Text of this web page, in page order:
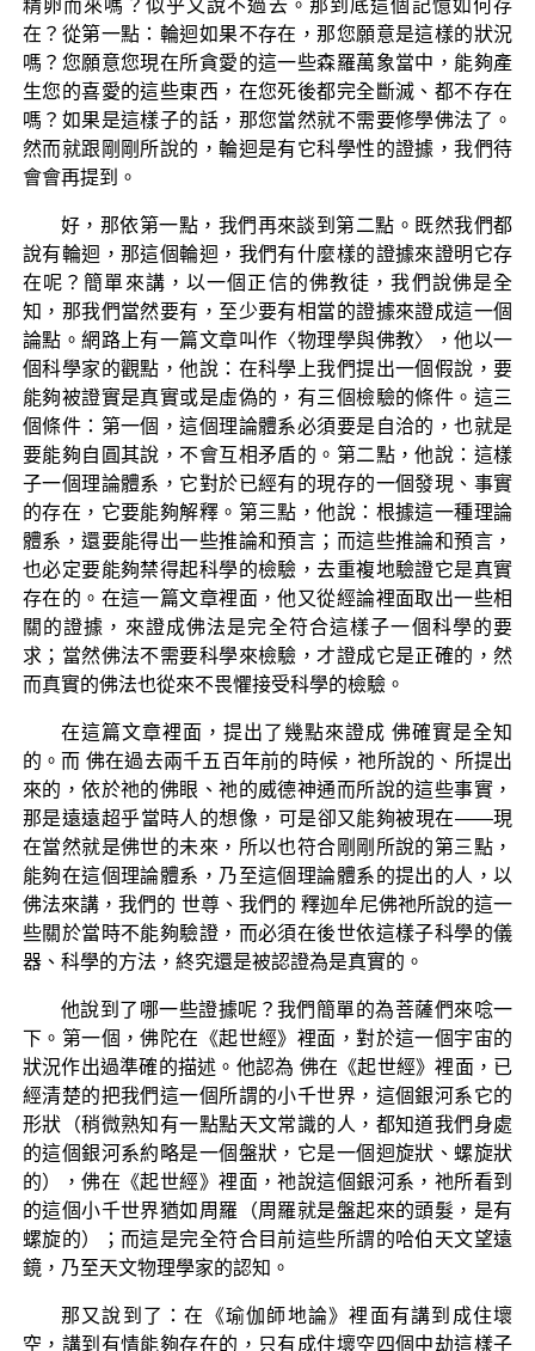
精卵而來嗎？似乎又說不過去。那到底這個記憶如何存
在？從第一點：輪迴如果不存在，那您願意是這樣的狀況
嗎？您願意您現在所貪愛的這一些森羅萬象當中，能夠產
生您的喜愛的這些東西，在您死後都完全斷滅、都不存在
嗎？如果是這樣子的話，那您當然就不需要修學佛法了。
然而就跟剛剛所說的，輪迴是有它科學性的證據，我們待
會會再提到。
好，那依第一點，我們再來談到第二點。既然我們都
說有輪迴，那這個輪迴，我們有什麼樣的證據來證明它存
在呢？簡單來講，以一個正信的佛教徒，我們說佛是全
知，那我們當然要有，至少要有相當的證據來證成這一個
論點。網路上有一篇文章叫作〈物理學與佛教〉，他以一
個科學家的觀點，他說：在科學上我們提出一個假說，要
能夠被證實是真實或是虛偽的，有三個檢驗的條件。這三
個條件：第一個，這個理論體系必須要是自洽的，也就是
要能夠自圓其說，不會互相矛盾的。第二點，他說：這樣
子一個理論體系，它對於已經有的現存的一個發現、事實
的存在，它要能夠解釋。第三點，他說：根據這一種理論
體系，還要能得出一些推論和預言；而這些推論和預言，
也必定要能夠禁得起科學的檢驗，去重複地驗證它是真實
存在的。在這一篇文章裡面，他又從經論裡面取出一些相
關的證據，來證成佛法是完全符合這樣子一個科學的要
求；當然佛法不需要科學來檢驗，才證成它是正確的，然
而真實的佛法也從來不畏懼接受科學的檢驗。
在這篇文章裡面，提出了幾點來證成 佛確實是全知
的。而 佛在過去兩千五百年前的時候，祂所說的、所提出
來的，依於祂的佛眼、祂的威德神通而所說的這些事實，
那是遠遠超乎當時人的想像，可是卻又能夠被現在――現
在當然就是佛世的未來，所以也符合剛剛所說的第三點，
能夠在這個理論體系，乃至這個理論體系的提出的人，以
佛法來講，我們的 世尊、我們的 釋迦牟尼佛祂所說的這一
些關於當時不能夠驗證，而必須在後世依這樣子科學的儀
器、科學的方法，終究還是被認證為是真實的。
他說到了哪一些證據呢？我們簡單的為菩薩們來唸一
下。第一個，佛陀在《起世經》裡面，對於這一個宇宙的
狀況作出過準確的描述。他認為 佛在《起世經》裡面，已
經清楚的把我們這一個所謂的小千世界，這個銀河系它的
形狀（稍微熟知有一點點天文常識的人，都知道我們身處
的這個銀河系約略是一個盤狀，它是一個迴旋狀、螺旋狀
的），佛在《起世經》裡面，祂說這個銀河系，祂所看到
的這個小千世界猶如周羅（周羅就是盤起來的頭髮，是有
螺旋的）；而這是完全符合目前這些所謂的哈伯天文望遠
鏡，乃至天文物理學家的認知。
那又說到了：在《瑜伽師地論》裡面有講到成住壞
空，講到有情能夠存在的，只有成住壞空四個中劫這樣子